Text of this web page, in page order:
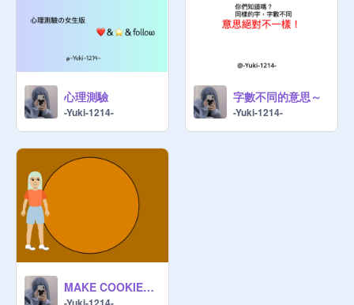
心理測驗
-Yuki-1214-
字數不同的意思～
-Yuki-1214-
MAKE COOKIES 做餅乾